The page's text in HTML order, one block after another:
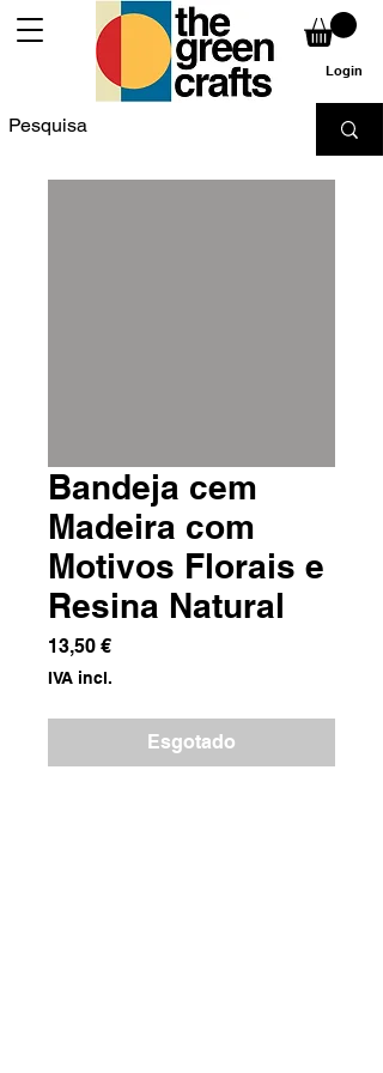
Login
Bandeja cem
Madeira com
Motivos Florais e
Resina Natural
13,50 €Preço
IVA incl.
Esgotado